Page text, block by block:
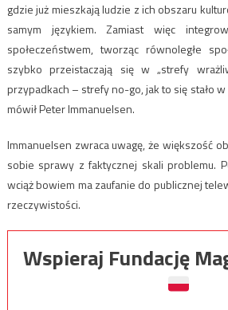
gdzie już mieszkają ludzie z ich obszaru
samym językiem. Zamiast więc
społeczeństwem, tworząc równoległe
szybko przeistaczają się w „strefy
przypadkach – strefy no-go, jak to się stało
mówił Peter Immanuelsen.
Immanuelsen zwraca uwagę, że większość
sobie sprawy z faktycznej skali problemu.
wciąż bowiem ma zaufanie do publicznej
rzeczywistości.
Wspieraj Fundację